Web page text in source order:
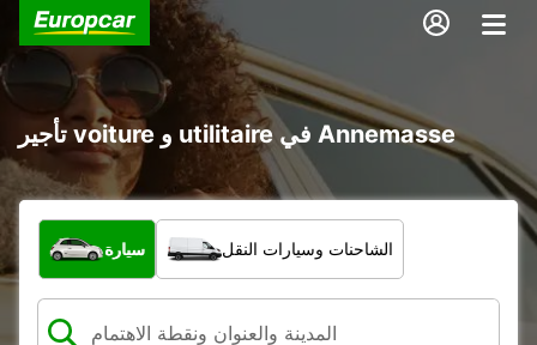
تأجير voiture و utilitaire في Annemasse
ما نوع المركبة؟
سيارة الشاحنات وسيارات النقل